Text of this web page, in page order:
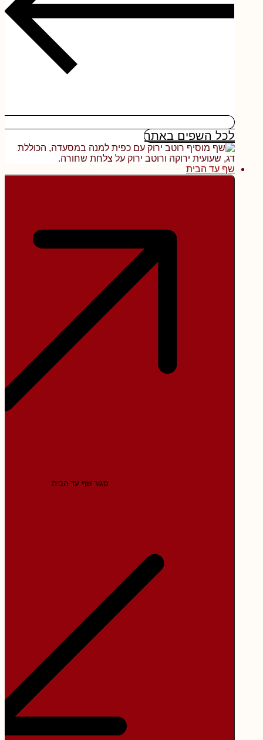
לכל השפים באתר
שף עד הבית
סגור שף עד הבית